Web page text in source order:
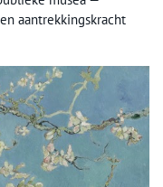
aantrekkingskracht